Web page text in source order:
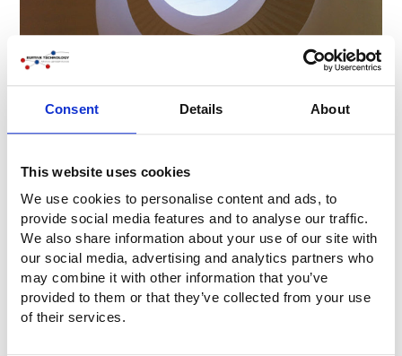
Consent Details About
This website uses cookies
We use cookies to personalise content and ads, to
provide social media features and to analyse our traffic.
We also share information about your use of our site with
our social media, advertising and analytics partners who
may combine it with other information that you’ve
provided to them or that they’ve collected from your use
of their services.
Vragen?
Heb je vragen of wil je meer informatie? Neem gerust
contact met ons op. Bel ons op+31 (0)316-250830. Maar
nog makkelijker: vul direct het onderstaande
contactformulier in. Wij nemen dan zo snel mogelijk
contact met je op!